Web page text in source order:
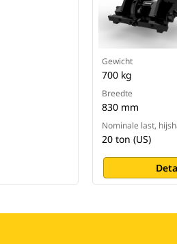
Gewicht
700 kg
Breedte
830 mm
Nominale last,
20 ton (US)